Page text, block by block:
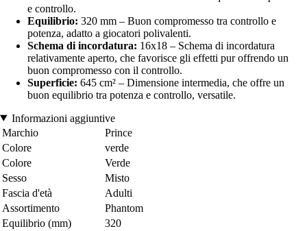
e controllo.
Equilibrio: 320 mm – Buon compromesso tra controllo e
potenza, adatto a giocatori polivalenti.
Schema di incordatura: 16x18 – Schema di incordatura
relativamente aperto, che favorisce gli effetti pur offrendo un
buon compromesso con il controllo.
Superficie: 645 cm² – Dimensione intermedia, che offre un
buon equilibrio tra potenza e controllo, versatile.
Informazioni aggiuntive
Marchio
Prince
Colore
verde
Colore
Verde
Sesso
Misto
Fascia d'età
Adulti
Assortimento
Phantom
Equilibrio (mm)
320